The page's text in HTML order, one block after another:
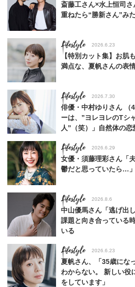
斎藤工さん×水上恒司
重ねたら“勝新さん”み
Lifestyle 2026.6.23
【特別カット集】お肌
満点な、夏帆さんの表
Lifestyle 2026.7.30
俳優・中村ゆりさん （
ーは、”ヨレヨレのTシ
人”（笑）」自然体の恋
Lifestyle 2026.6.29
女優・須藤理彩さん「
鬱だと思っていたら…
Lifestyle 2026.8.6
中山優馬さん「逃げ出
課題と向き合っている
いる
Lifestyle 2026.6.23
夏帆さん、「35歳にな
わからない。 新しい役
をしています」